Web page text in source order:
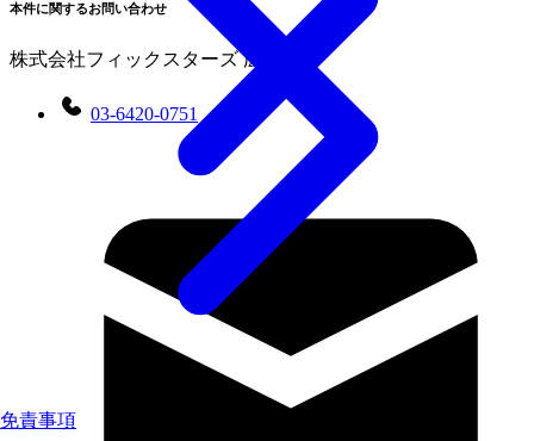
免責事項
本件に関するお問い合わせ
株式会社フィックスターズ 広報担当
03-6420-0751